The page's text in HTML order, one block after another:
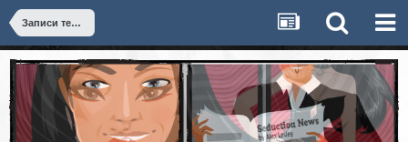
Записи телефонных разговоров с девушками